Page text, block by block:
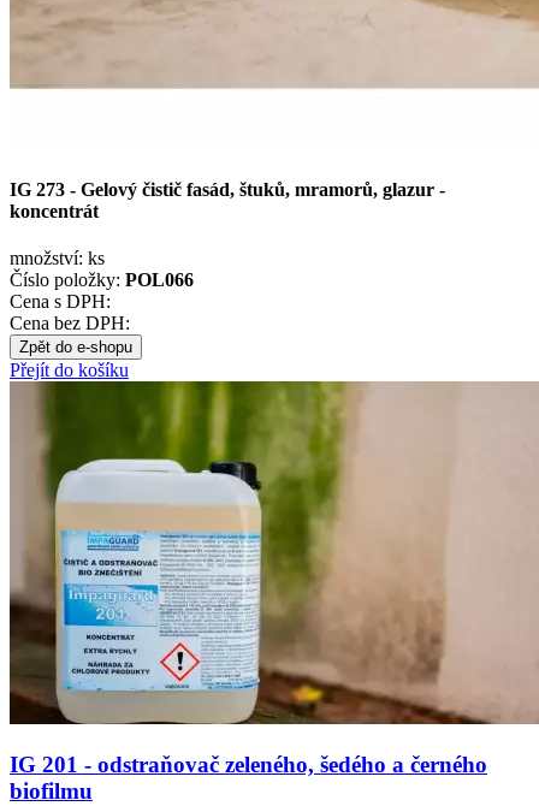
IG 273 - Gelový čistič fasád, štuků, mramorů, glazur -
koncentrát
množství: ks
Číslo položky: POL066
Cena s DPH:
Cena bez DPH:
Zpět do e-shopu
Přejít do košíku
IG 201 - odstraňovač zeleného, šedého a černého
biofilmu